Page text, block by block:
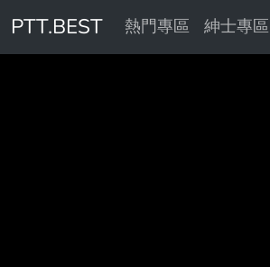
PTT.BEST 熱門專區 紳士專區